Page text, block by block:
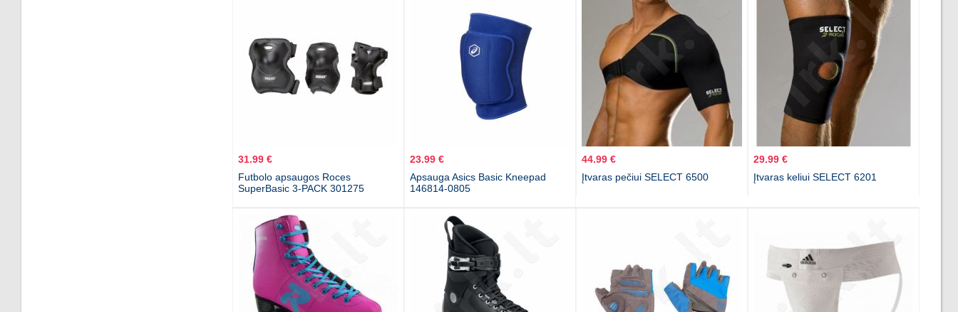
31.99 €
Futbolo apsaugos Roces
SuperBasic 3-PACK 301275
23.99 €
Apsauga Asics Basic Kneepad
146814-0805
44.99 €
Įtvaras pečiui SELECT 6500
29.99 €
Įtvaras keliui SELECT 6201